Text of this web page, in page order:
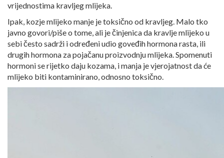
vrijednostima kravljeg mlijeka.
Ipak, kozje mlijeko manje je toksično od kravljeg. Malo tko
javno govori/piše o tome, ali je činjenica da kravlje mlijeko u
sebi često sadrži i određeni udio goveđih hormona rasta, ili
drugih hormona za pojačanu proizvodnju mlijeka. Spomenuti
hormoni se rijetko daju kozama, i manja je vjerojatnost da će
mlijeko biti kontaminirano, odnosno toksično.